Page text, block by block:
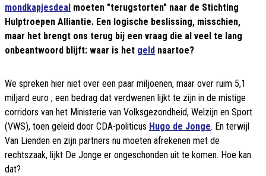
mondkapjesdeal moeten "terugstorten" naar de Stichting
Hulptroepen Alliantie. Een logische beslissing, misschien,
maar het brengt ons terug bij een vraag die al veel te lang
onbeantwoord blijft: waar is het geld naartoe?
We spreken hier niet over een paar miljoenen, maar over ruim 5,1
miljard euro , een bedrag dat verdwenen lijkt te zijn in de mistige
corridors van het Ministerie van Volksgezondheid, Welzijn en Sport
(VWS), toen geleid door CDA-politicus Hugo de Jonge. En terwijl
Van Lienden en zijn partners nu moeten afrekenen met de
rechtszaak, lijkt De Jonge er ongeschonden uit te komen. Hoe kan
dat?